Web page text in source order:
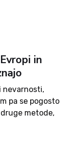
in
nevarnosti,
pa se pogosto
metode,